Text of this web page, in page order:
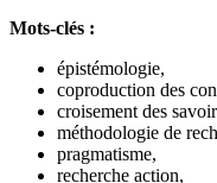
Mots-clés :
épistémologie,
coproduction des
croisement des
méthodologie de
pragmatisme,
recherche action,